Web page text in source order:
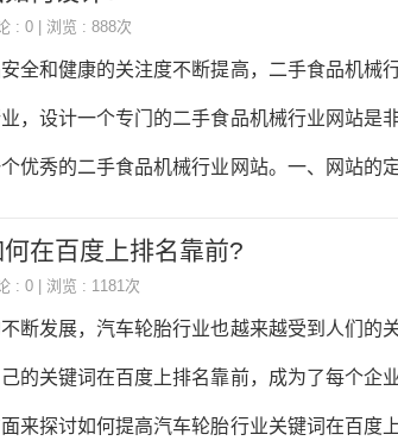
浏览。首页应该突出产品的特点和品质，同
: 0 | 浏览 : 888次
全和健康的关注度不断提高，二手食品机械
，设计一个专门的二手食品机械行业网站是
优秀的二手食品机械行业网站。一、网站的
查询。因此，网站的定位应该是一个信息交
在百度上排名靠前?
: 0 | 浏览 : 1181次
断发展，汽车轮胎行业也越来越受到人们的
的关键词在百度上排名靠前，成为了每个企
来探讨如何提高汽车轮胎行业关键词在百度